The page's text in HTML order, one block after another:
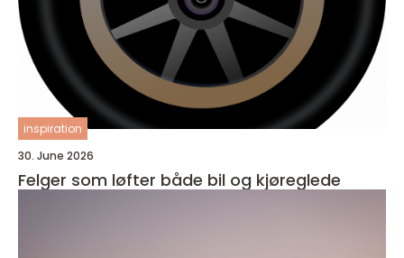
inspiration
30. June 2026
Felger som løfter både bil og kjøreglede